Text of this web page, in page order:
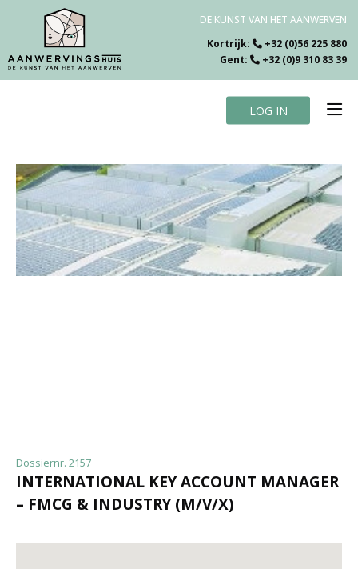
DE KUNST VAN HET AANWERVEN
Kortrijk:
+32 (0)56 225 880
Gent:
+32 (0)9 310 83 39
Vacatures
Over ons
Specialiteiten
Testimonials
Blog
Contact
LOG IN
Dossiernr. 2157
INTERNATIONAL KEY ACCOUNT MANAGER
– FMCG & INDUSTRY (M/V/X)